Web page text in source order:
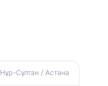
Нұр-Сұлтан / Астана